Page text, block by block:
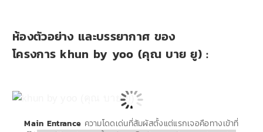
ห้องตัวอย่าง และบรรยากาศ ของ
โครงการ khun by yoo (คุณ บาย ยู) :
Main Entrance ความโดดเด่นที่สัมผัสตั้งแต่แรกเจอคือทางเข้าที่